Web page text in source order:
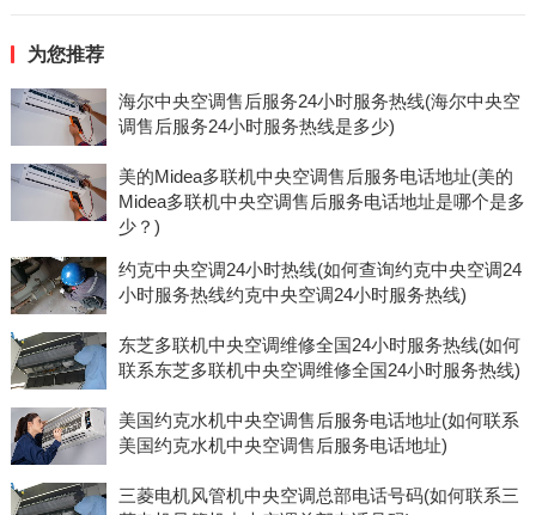
为您推荐
海尔中央空调售后服务24小时服务热线(海尔中央空
调售后服务24小时服务热线是多少)
美的Midea多联机中央空调售后服务电话地址(美的
Midea多联机中央空调售后服务电话地址是哪个是多
少？)
约克中央空调24小时热线(如何查询约克中央空调24
小时服务热线约克中央空调24小时服务热线)
东芝多联机中央空调维修全国24小时服务热线(如何
联系东芝多联机中央空调维修全国24小时服务热线)
美国约克水机中央空调售后服务电话地址(如何联系
美国约克水机中央空调售后服务电话地址)
三菱电机风管机中央空调总部电话号码(如何联系三